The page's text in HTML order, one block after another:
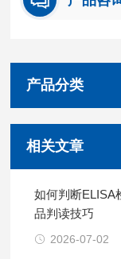
产品分类
相关文章
如何判断ELISA
品判读技巧
2026-07-02